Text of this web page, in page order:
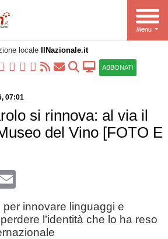
locale IlNazionale.it
ABBONATI
, 07:01
si rinnova: al via il
del Vino [FOTO E
Email
innovare linguaggi e
l’identità che lo ha reso